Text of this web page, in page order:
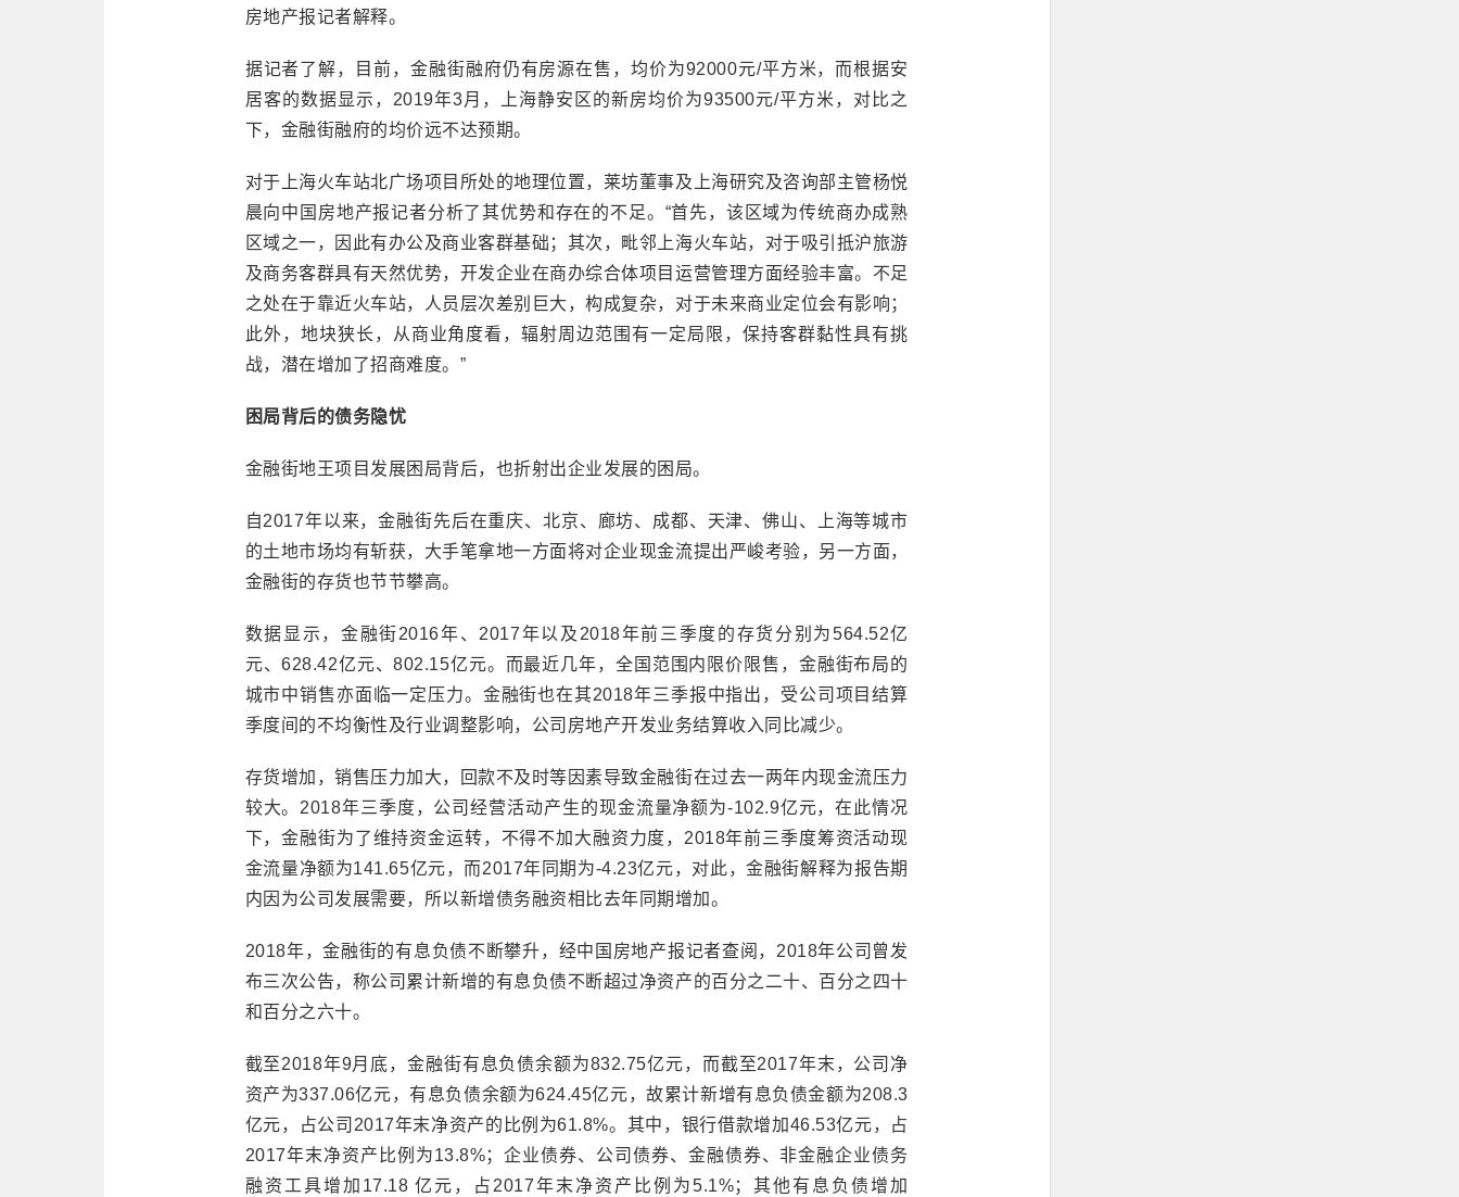
房地产报记者解释。
据记者了解，目前，金融街融府仍有房源在售，均价为92000元/平方米，而根据安
居客的数据显示，2019年3月，上海静安区的新房均价为93500元/平方米，对比之
下，金融街融府的均价远不达预期。
对于上海火车站北广场项目所处的地理位置，莱坊董事及上海研究及咨询部主管杨悦
晨向中国房地产报记者分析了其优势和存在的不足。“首先，该区域为传统商办成熟
区域之一，因此有办公及商业客群基础；其次，毗邻上海火车站，对于吸引抵沪旅游
及商务客群具有天然优势，开发企业在商办综合体项目运营管理方面经验丰富。不足
之处在于靠近火车站，人员层次差别巨大，构成复杂，对于未来商业定位会有影响；
此外，地块狭长，从商业角度看，辐射周边范围有一定局限，保持客群黏性具有挑
战，潜在增加了招商难度。”
困局背后的债务隐忧
金融街地王项目发展困局背后，也折射出企业发展的困局。
自2017年以来，金融街先后在重庆、北京、廊坊、成都、天津、佛山、上海等城市
的土地市场均有斩获，大手笔拿地一方面将对企业现金流提出严峻考验，另一方面，
金融街的存货也节节攀高。
数据显示，金融街2016年、2017年以及2018年前三季度的存货分别为564.52亿
元、628.42亿元、802.15亿元。而最近几年，全国范围内限价限售，金融街布局的
城市中销售亦面临一定压力。金融街也在其2018年三季报中指出，受公司项目结算
季度间的不均衡性及行业调整影响，公司房地产开发业务结算收入同比减少。
存货增加，销售压力加大，回款不及时等因素导致金融街在过去一两年内现金流压力
较大。2018年三季度，公司经营活动产生的现金流量净额为-102.9亿元，在此情况
下，金融街为了维持资金运转，不得不加大融资力度，2018年前三季度筹资活动现
金流量净额为141.65亿元，而2017年同期为-4.23亿元，对此，金融街解释为报告期
内因为公司发展需要，所以新增债务融资相比去年同期增加。
2018年，金融街的有息负债不断攀升，经中国房地产报记者查阅，2018年公司曾发
布三次公告，称公司累计新增的有息负债不断超过净资产的百分之二十、百分之四十
和百分之六十。
截至2018年9月底，金融街有息负债余额为832.75亿元，而截至2017年末，公司净
资产为337.06亿元，有息负债余额为624.45亿元，故累计新增有息负债金额为208.3
亿元，占公司2017年末净资产的比例为61.8%。其中，银行借款增加46.53亿元，占
2017年末净资产比例为13.8%；企业债券、公司债券、金融债券、非金融企业债务
融资工具增加17.18 亿元，占2017年末净资产比例为5.1%；其他有息负债增加